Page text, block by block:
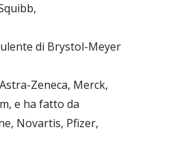
di Brystol-Meyer
Zeneca, Merck,
e ha fatto da
Novartis, Pfizer,